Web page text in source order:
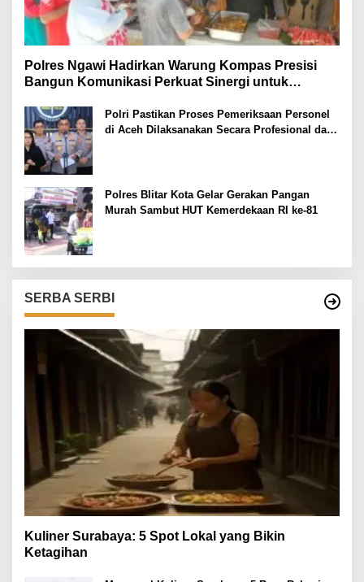
Polres Ngawi Hadirkan Warung Kompas Presisi
Bangun Komunikasi Perkuat Sinergi untuk
Polri Pastikan Proses Pemeriksaan Personel
di Aceh Dilaksanakan Secara Profesional dan
Polres Blitar Kota Gelar Gerakan Pangan
Murah Sambut HUT Kemerdekaan RI ke-81
SERBA SERBI
Kuliner Surabaya: 5 Spot Lokal yang Bikin
Ketagihan